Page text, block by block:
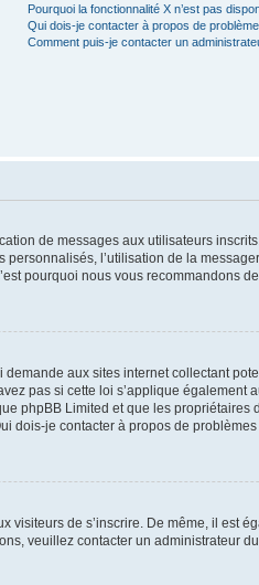
Pourquoi la fonctionnalité X n’est pas
Qui dois-je contacter à propos de
Comment puis-je contacter un
de messages aux utilisateurs
l’utilisation de la
pourquoi nous vous recommandons de
aux sites internet collectant
pas si cette loi s’applique également
phpBB Limited et que les propriétaires
je contacter à propos de problèmes
de s’inscrire. De même, il est
veuillez contacter un administrateur du